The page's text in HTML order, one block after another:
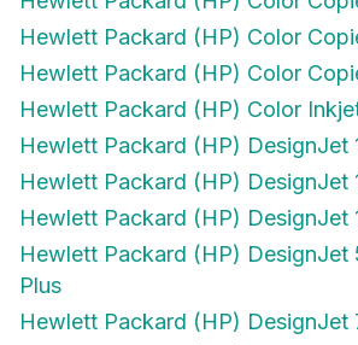
Hewlett Packard (HP) Color
Hewlett Packard (HP) Color
Hewlett Packard (HP) Color Inkjet
Hewlett Packard (HP) DesignJet
Hewlett Packard (HP) DesignJet
Hewlett Packard (HP) DesignJet
Hewlett Packard (HP) DesignJet
Hewlett Packard (HP) DesignJet